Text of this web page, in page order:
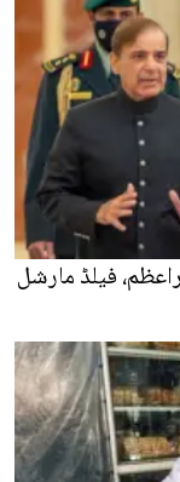
فیلڈ مارشل